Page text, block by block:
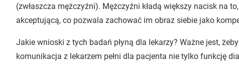
(zwłaszcza mężczyźni). Mężczyźni kładą większy nacisk na
akceptującą, co pozwala zachować im obraz siebie jako
Jakie wnioski z tych badań płyną dla lekarzy? Ważne jest,
komunikacja z lekarzem pełni dla pacjenta nie tylko funkcję